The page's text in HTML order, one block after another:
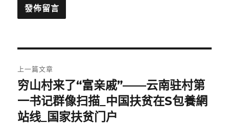
章
導
上一篇文章
上
一
篇
穷山村来了“富亲戚”——云南驻村第
一书记群像扫描_中国扶贫在S包養網
站线_国家扶贫门户